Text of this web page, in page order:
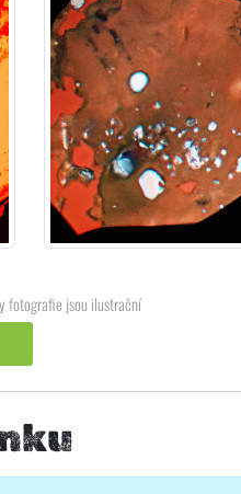
fotografie jsou ilustrační